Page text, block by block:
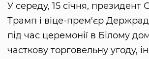
У середу, 15 січня,
Трамп і віце-прем'єр
під час церемонії в Білому
часткову торговельну угоду,